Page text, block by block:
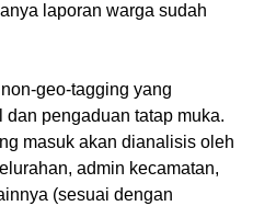
laporan warga sudah
geo-tagging yang
pengaduan tatap muka.
masuk akan dianalisis oleh
admin kecamatan,
(sesuai dengan